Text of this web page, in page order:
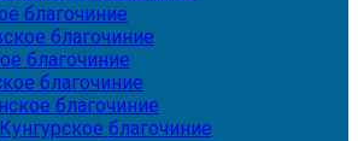
благочиние
благочиние
благочиние
благочиние
благочиние
благочиние